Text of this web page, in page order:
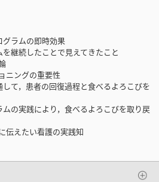
ラムの即時効果
継続したことで見えてきたこと
ングの重要性
て，患者の回復過程と食べるよろこびを
の実践により，食べるよろこびを取り戻
えたい看護の実践知